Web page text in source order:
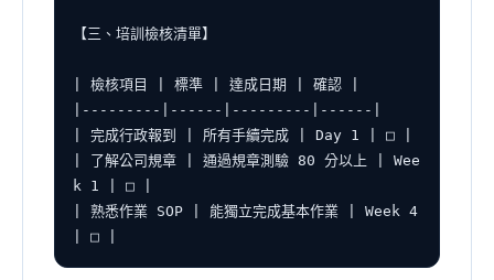
【三、培訓檢核清單】
| 檢核項目 | 標準 | 達成日期 | 確認 |
|---------|------|---------|------|
| 完成行政報到 | 所有手續完成 | Day 1 | □ |
| 了解公司規章 | 通過規章測驗 80 分以上 | Wee
k 1 | □ |
| 熟悉作業 SOP | 能獨立完成基本作業 | Week 4
| □ |